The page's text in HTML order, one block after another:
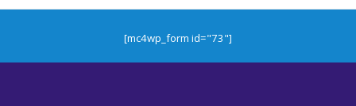
[mc4wp_form id="73"]